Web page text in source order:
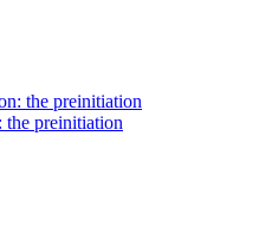
preinitiation